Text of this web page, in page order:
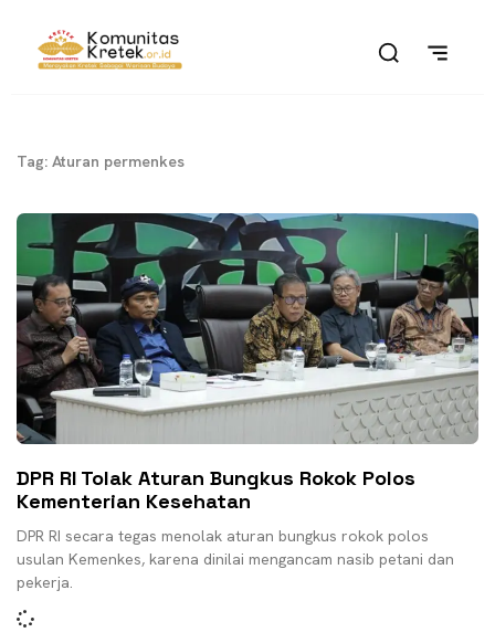
Tag: Aturan permenkes
DPR RI Tolak Aturan Bungkus Rokok Polos
Kementerian Kesehatan
DPR RI secara tegas menolak aturan bungkus rokok polos
usulan Kemenkes, karena dinilai mengancam nasib petani dan
pekerja.